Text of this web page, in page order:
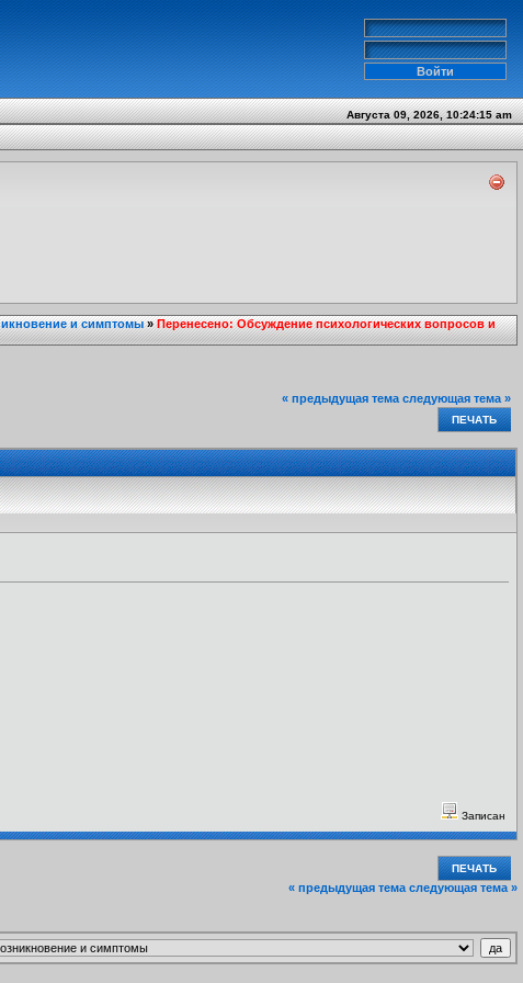
Августа 09, 2026, 10:24:15 am
и симптомы»Перенесено: Обсуждение психологических вопросов и
« предыдущая тема следующая тема »
ПЕЧАТЬ
Записан
ПЕЧАТЬ
« предыдущая тема следующая тема »